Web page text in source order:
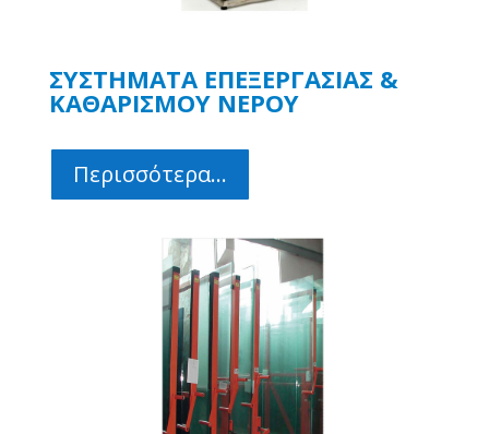
ΣΥΣΤΗΜΑΤΑ ΕΠΕΞΕΡΓΑΣΙΑΣ &
ΚΑΘΑΡΙΣΜΟΥ ΝΕΡΟΥ
Περισσότερα...